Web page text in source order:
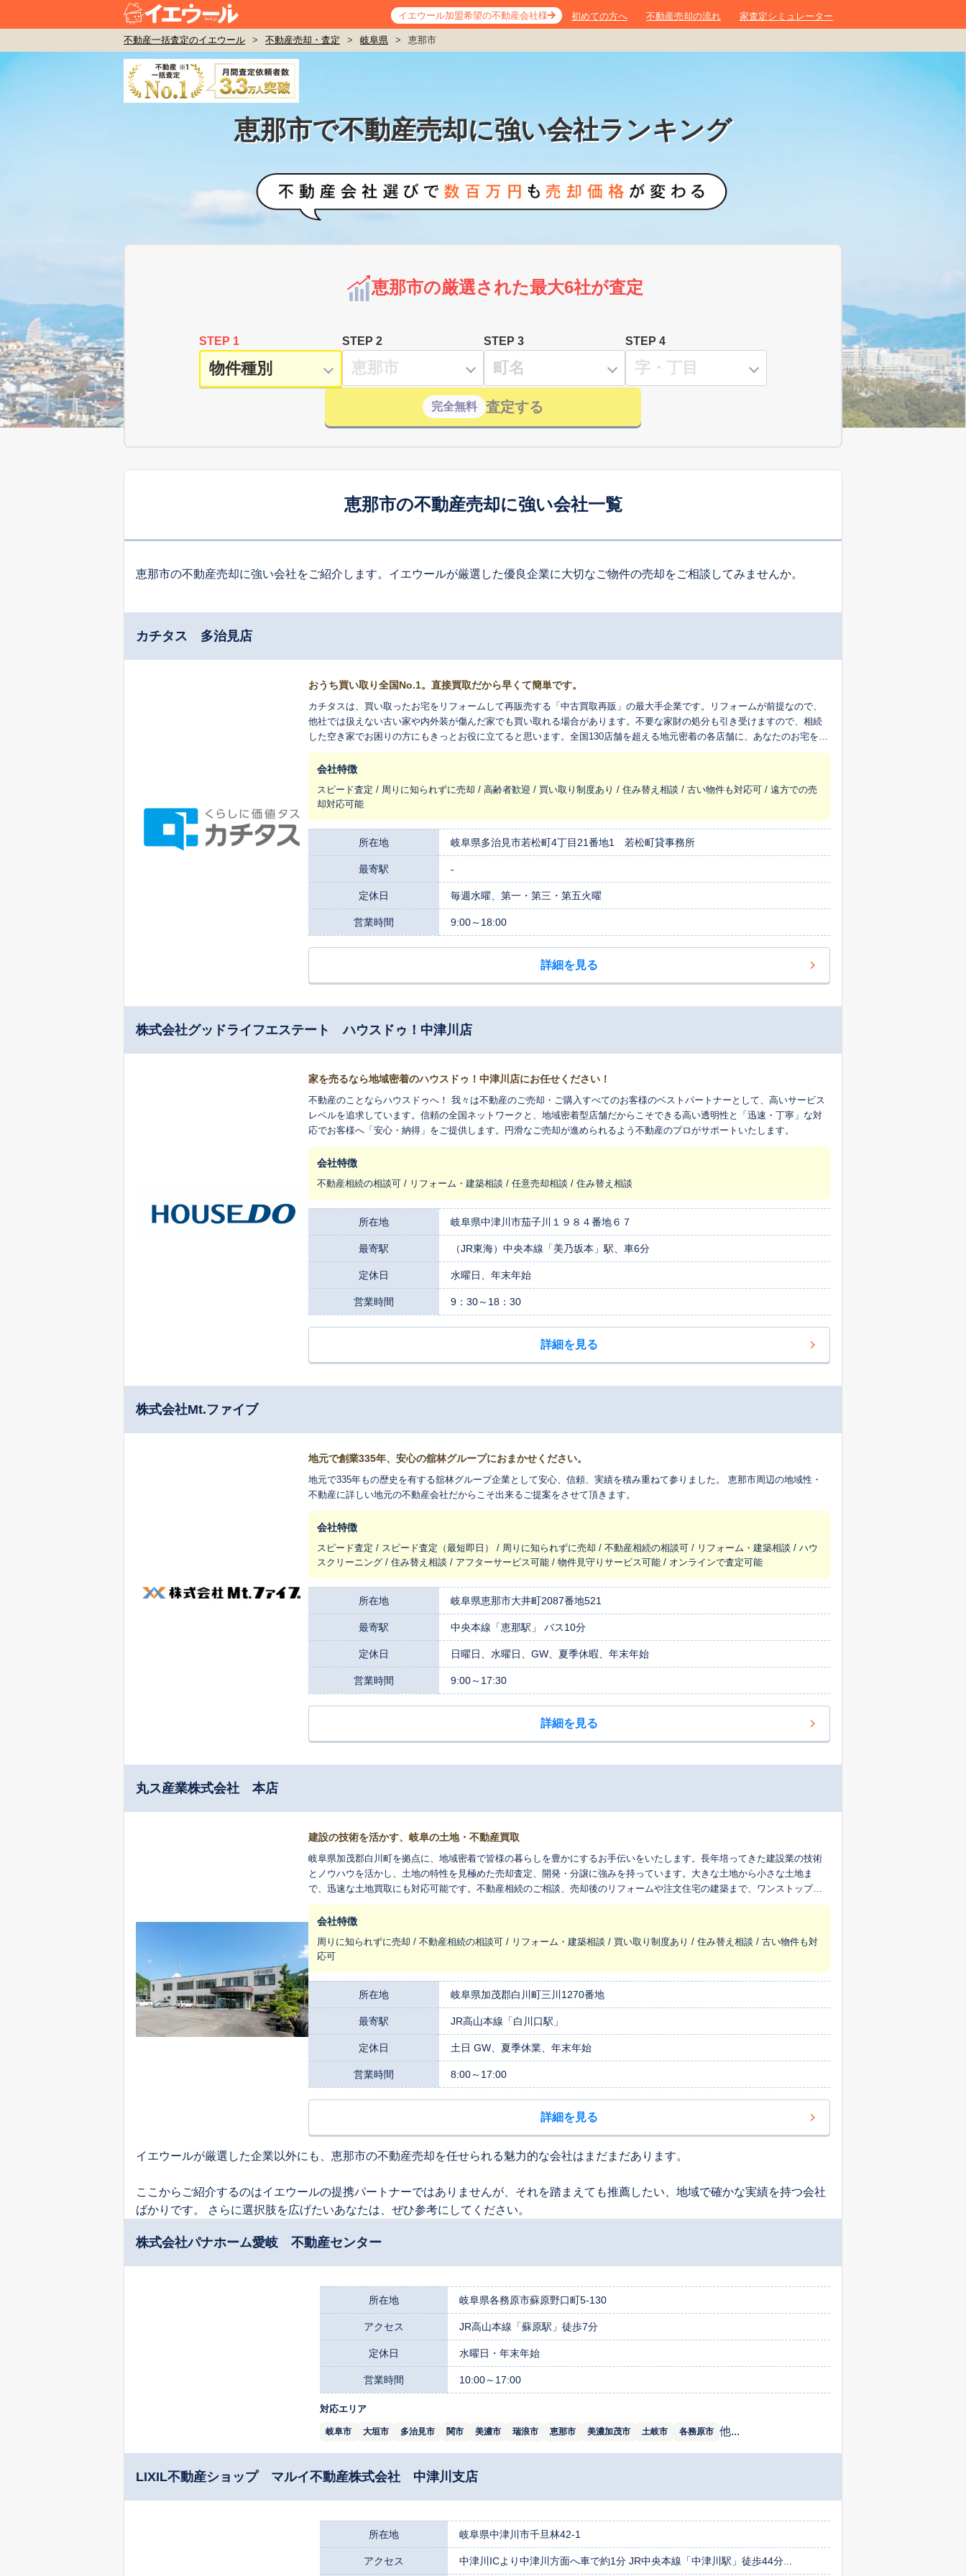
イエウール加盟希望の不動産会社様 初めての方へ 不動産売却の流れ 家査定シミュレーター
不動産一括査定のイエウール > 不動産売却・査定 > 岐阜県 > 恵那市
恵那市で不動産売却に強い会社ランキング
恵那市の厳選された最大6社が査定
STEP 1 STEP 2 STEP 3 STEP 4
完全無料 査定する
恵那市の不動産売却に強い会社一覧
恵那市の不動産売却に強い会社をご紹介します。イエウールが厳選した優良企業に大切なご物件の売却をご相談してみませんか。
カチタス 多治見店
おうち買い取り全国No.1。直接買取だから早くて簡単です。
カチタスは、買い取ったお宅をリフォームして再販売する「中古買取再販」の最大手企業です。リフォームが前提なので、
他社では扱えない古い家や内外装が傷んだ家でも買い取れる場合があります。不要な家財の処分も引き受けますので、相続
した空き家でお困りの方にもきっとお役に立てると思います。全国130店舗を超える地元密着の各店舗に、あなたのお宅を生
まれ変わらせ、長く住みつなぐお手伝いをさせてください。
会社特徴
スピード査定 / 周りに知られずに売却 / 高齢者歓迎 / 買い取り制度あり / 住み替え相談 / 古い物件も対応可 / 遠方での売
却対応可能
所在地 岐阜県多治見市若松町4丁目21番地1 若松町貸事務所
最寄駅 -
定休日 毎週水曜、第一・第三・第五火曜
営業時間 9:00～18:00
詳細を見る
株式会社グッドライフエステート ハウスドゥ！中津川店
家を売るなら地域密着のハウスドゥ！中津川店にお任せください！
不動産のことならハウスドゥへ！ 我々は不動産のご売却・ご購入すべてのお客様のベストパートナーとして、高いサービス
レベルを追求しています。信頼の全国ネットワークと、地域密着型店舗だからこそできる高い透明性と「迅速・丁寧」な対
応でお客様へ「安心・納得」をご提供します。円滑なご売却が進められるよう不動産のプロがサポートいたします。
会社特徴
不動産相続の相談可 / リフォーム・建築相談 / 任意売却相談 / 住み替え相談
所在地 岐阜県中津川市茄子川１９８４番地６７
最寄駅 （JR東海）中央本線「美乃坂本」駅、車6分
定休日 水曜日、年末年始
営業時間 9：30～18：30
詳細を見る
株式会社Mt.ファイブ
地元で創業335年、安心の舘林グループにおまかせください。
地元で335年もの歴史を有する舘林グループ企業として安心、信頼、実績を積み重ねて参りました。 恵那市周辺の地域性・
不動産に詳しい地元の不動産会社だからこそ出来るご提案をさせて頂きます。
会社特徴
スピード査定 / スピード査定（最短即日） / 周りに知られずに売却 / 不動産相続の相談可 / リフォーム・建築相談 / ハウ
スクリーニング / 住み替え相談 / アフターサービス可能 / 物件見守りサービス可能 / オンラインで査定可能
所在地 岐阜県恵那市大井町2087番地521
最寄駅 中央本線「恵那駅」 バス10分
定休日 日曜日、水曜日、GW、夏季休暇、年末年始
営業時間 9:00～17:30
詳細を見る
丸ス産業株式会社 本店
建設の技術を活かす、岐阜の土地・不動産買取
岐阜県加茂郡白川町を拠点に、地域密着で皆様の暮らしを豊かにするお手伝いをいたします。長年培ってきた建設業の技術
とノウハウを活かし、土地の特性を見極めた売却査定、開発・分譲に強みを持っています。大きな土地から小さな土地ま
で、迅速な土地買取にも対応可能です。不動産相続のご相談、売却後のリフォームや注文住宅の建築まで、ワンストップで
サポート。まずはお気軽にご相談ください。
会社特徴
周りに知られずに売却 / 不動産相続の相談可 / リフォーム・建築相談 / 買い取り制度あり / 住み替え相談 / 古い物件も対
応可
所在地 岐阜県加茂郡白川町三川1270番地
最寄駅 JR高山本線「白川口駅」
定休日 土日 GW、夏季休業、年末年始
営業時間 8:00～17:00
詳細を見る
イエウールが厳選した企業以外にも、恵那市の不動産売却を任せられる魅力的な会社はまだまだあります。
ここからご紹介するのはイエウールの提携パートナーではありませんが、それを踏まえても推薦したい、地域で確かな実績を持つ会社
ばかりです。 さらに選択肢を広げたいあなたは、ぜひ参考にしてください。
株式会社パナホーム愛岐 不動産センター
所在地 岐阜県各務原市蘇原野口町5-130
アクセス JR高山本線「蘇原駅」徒歩7分
定休日 水曜日・年末年始
営業時間 10:00～17:00
対応エリア
岐阜市 大垣市 多治見市 関市 美濃市 瑞浪市 恵那市 美濃加茂市 土岐市 各務原市 他...
LIXIL不動産ショップ マルイ不動産株式会社 中津川支店
所在地 岐阜県中津川市千旦林42-1
アクセス 中津川ICより中津川方面へ車で約1分 JR中央本線「中津川駅」徒歩44分...